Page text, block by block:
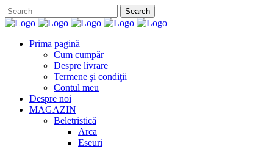
Prima pagină
Cum cumpăr
Despre livrare
Termene şi condiţii
Contul meu
Despre noi
MAGAZIN
Beletristică
Arca
Eseuri